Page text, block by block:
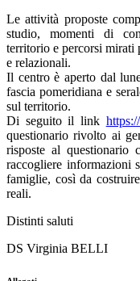
Le attività proposte
studio, momenti di
territorio e percorsi mirati
e relazionali.
Il centro è aperto dal
fascia pomeridiana e
sul territorio.
Di seguito il link
questionario rivolto ai
risposte al questionario
raccogliere informazioni
famiglie, così da
reali.
Distinti saluti
DS Virginia BELLI